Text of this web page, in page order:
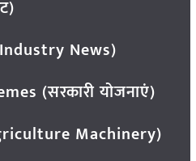
News)
(सरकारी योजनाएं)
Machinery)